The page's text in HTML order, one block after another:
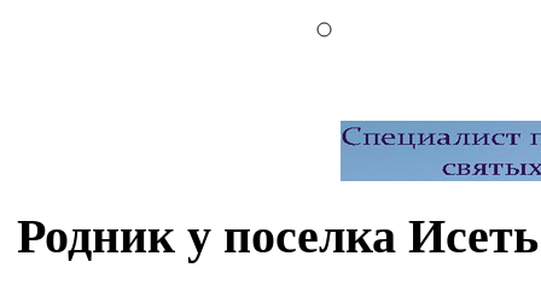
Родник у поселка Исеть